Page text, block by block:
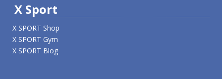
X Sport
X SPORT Shop
X SPORT Gym
X SPORT Blog